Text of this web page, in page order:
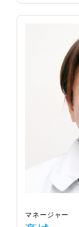
マネージャー